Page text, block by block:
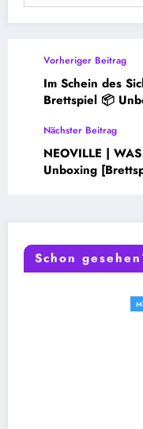
Vorheriger Beitrag
Im Schein des
Brettspiel 📦
Nächster Beitrag
NEOVILLE |
Unboxing
Schon
MUST-HAVE-